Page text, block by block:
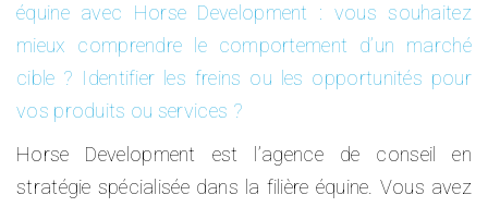
équine avec Horse Development : vous souhaitez
mieux comprendre le comportement d’un marché
cible ? Identifier les freins ou les opportunités pour
vos produits ou services ?
Horse Development est l’agence de conseil en
stratégie spécialisée dans la filière équine. Vous avez